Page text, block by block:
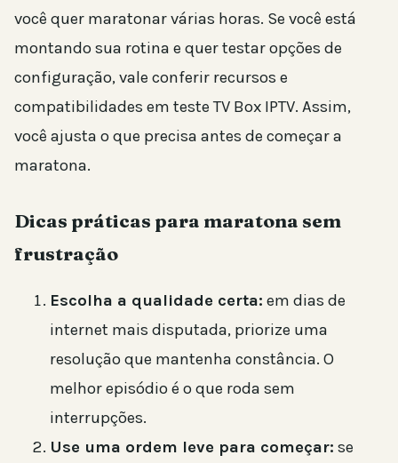
você quer maratonar várias horas. Se você está
montando sua rotina e quer testar opções de
configuração, vale conferir recursos e
compatibilidades em teste TV Box IPTV. Assim,
você ajusta o que precisa antes de começar a
maratona.
Dicas práticas para maratona sem
frustração
Escolha a qualidade certa: em dias de
internet mais disputada, priorize uma
resolução que mantenha constância. O
melhor episódio é o que roda sem
interrupções.
Use uma ordem leve para começar: se